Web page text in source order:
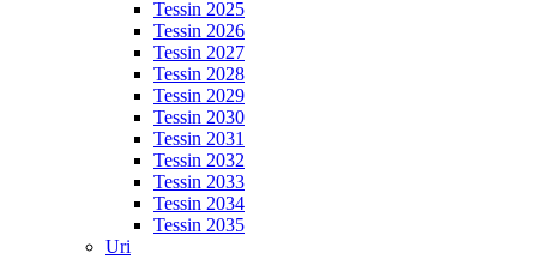
Tessin 2025
Tessin 2026
Tessin 2027
Tessin 2028
Tessin 2029
Tessin 2030
Tessin 2031
Tessin 2032
Tessin 2033
Tessin 2034
Tessin 2035
Uri